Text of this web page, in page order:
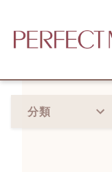
分類